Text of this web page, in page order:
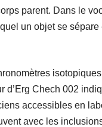
parent. Dans le
un objet se sépare
d’Erg Chech 002
accessibles en
avec les